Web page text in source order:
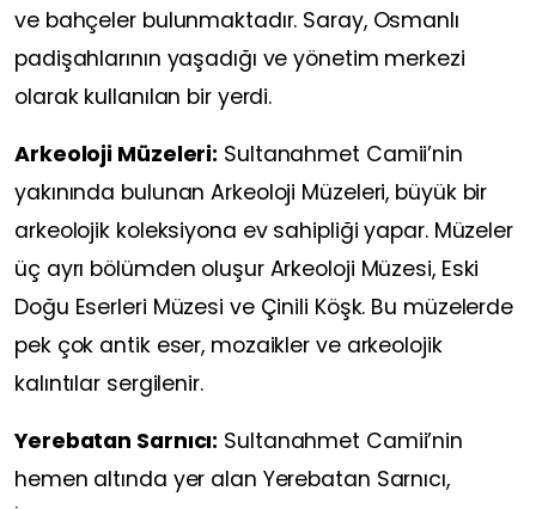
ve bahçeler bulunmaktadır. Saray, Osmanlı
padişahlarının yaşadığı ve yönetim merkezi
olarak kullanılan bir yerdi.
Arkeoloji Müzeleri: Sultanahmet Camii’nin
yakınında bulunan Arkeoloji Müzeleri, büyük bir
arkeolojik koleksiyona ev sahipliği yapar. Müzeler
üç ayrı bölümden oluşur Arkeoloji Müzesi, Eski
Doğu Eserleri Müzesi ve Çinili Köşk. Bu müzelerde
pek çok antik eser, mozaikler ve arkeolojik
kalıntılar sergilenir.
Yerebatan Sarnıcı: Sultanahmet Camii’nin
hemen altında yer alan Yerebatan Sarnıcı,